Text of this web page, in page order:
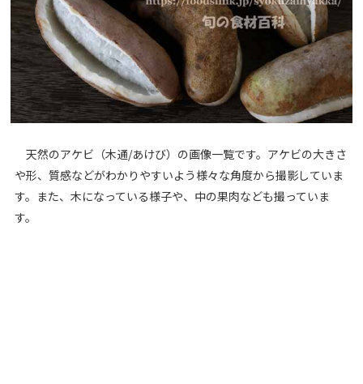
天然のアケビ（木通/あけび）の画像一覧です。アケビの大きさ
や形、質感などがわかりやすいよう様々な角度から撮影していま
す。また、木になっている様子や、中の果肉なども撮っていま
す。